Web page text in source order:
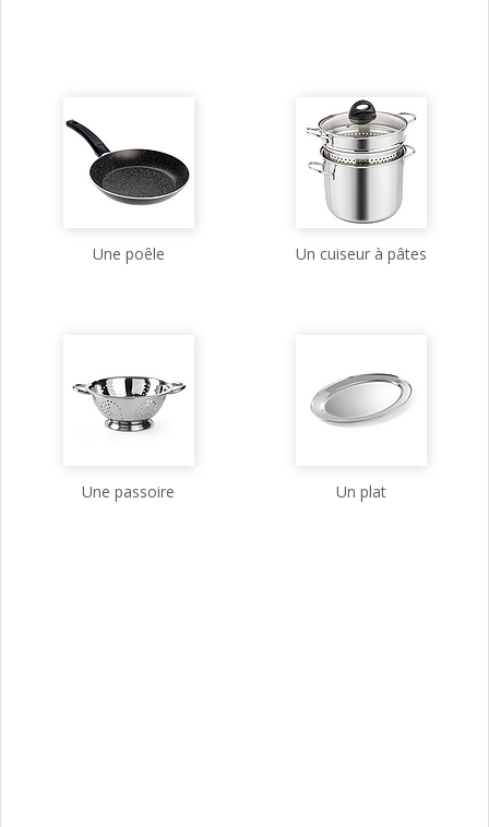
Une poêle Un cuiseur à pâtes
Une passoire Un plat